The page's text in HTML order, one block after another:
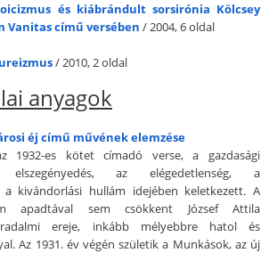
és kiábrándult sorsirónia Kölcsey
Vanitas című versében / 2004, 6 oldal
/ 2010, 2 oldal
anyagok
éj című művének elemzése
1932-es kötet címadó verse, a gazdasági
elszegényedés, az elégedetlenség, a
a kivándorlási hullám idejében keletkezett. A
apadtával sem csökkent József Attila
ereje, inkább mélyebbre hatol és
Az 1931. év végén születik a Munkások, az új